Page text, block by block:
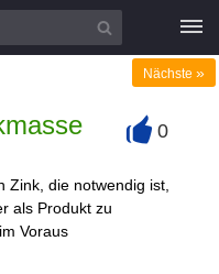
Nächste »
0
Zink, die notwendig ist,
als Produkt zu
Voraus